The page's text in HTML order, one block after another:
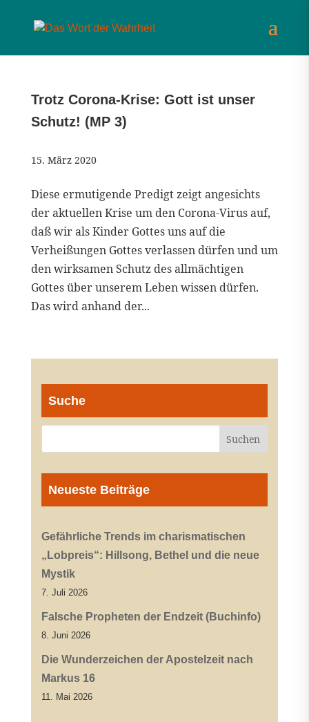
Trotz Corona-Krise: Gott ist unser
Schutz! (MP 3)
15. März 2020
Diese ermutigende Predigt zeigt angesichts
der aktuellen Krise um den Corona-Virus auf,
daß wir als Kinder Gottes uns auf die
Verheißungen Gottes verlassen dürfen und um
den wirksamen Schutz des allmächtigen
Gottes über unserem Leben wissen dürfen.
Das wird anhand der...
Suche
Neueste Beiträge
Gefährliche Trends im charismatischen
„Lobpreis“: Hillsong, Bethel und die neue
Mystik
7. Juli 2026
Falsche Propheten der Endzeit (Buchinfo)
8. Juni 2026
Die Wunderzeichen der Apostelzeit nach
Markus 16
11. Mai 2026